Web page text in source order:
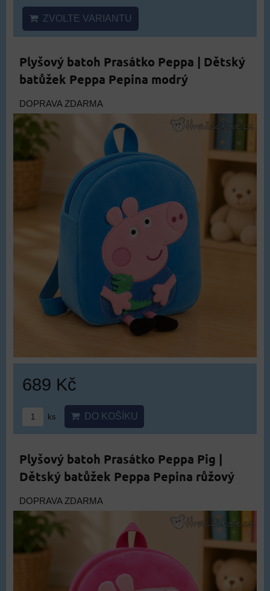
ZVOLTE VARIANTU
Plyšový batoh Prasátko Peppa | Dětský
batůžek Peppa Pepina modrý
DOPRAVA ZDARMA
689 Kč
ks DO KOŠÍKU
Plyšový batoh Prasátko Peppa Pig |
Dětský batůžek Peppa Pepina růžový
DOPRAVA ZDARMA